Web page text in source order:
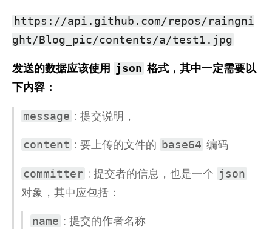
https://api.github.com/repos/raingni
ght/Blog_pic/contents/a/test1.jpg
发送的数据应该使用 json 格式，其中一定需要以
下内容：
message : 提交说明，
content : 要上传的文件的 base64 编码
committer : 提交者的信息，也是一个 json
对象，其中应包括：
name : 提交的作者名称